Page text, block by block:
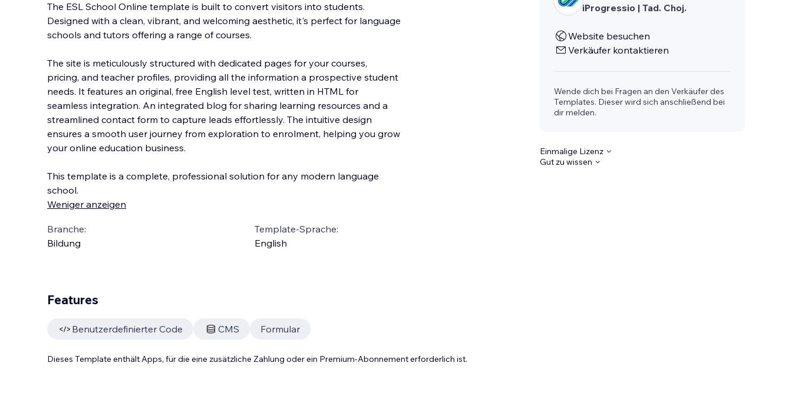
The ESL School Online template is built to convert visitors into students.
Designed with a clean, vibrant, and welcoming aesthetic, it's perfect for language
schools and tutors offering a range of courses.
The site is meticulously structured with dedicated pages for your courses,
pricing, and teacher profiles, providing all the information a prospective student
needs. It features an original, free English level test, written in HTML for
seamless integration. An integrated blog for sharing learning resources and a
streamlined contact form to capture leads effortlessly. The intuitive design
ensures a smooth user journey from exploration to enrolment, helping you grow
your online education business.
This template is a complete, professional solution for any modern language
school.
Weniger anzeigen
Branche:
Bildung
Template-Sprache:
English
iProgressio | Tad. Choj.
Website besuchen
Verkäufer kontaktieren
Wende dich bei Fragen an den Verkäufer des
Templates. Dieser wird sich anschließend bei
dir melden.
Einmalige Lizenz
Gut zu wissen
Features
Benutzerdefinierter Code CMS Formular
Dieses Template enthält Apps, für die eine zusätzliche Zahlung oder ein Premium-Abonnement erforderlich ist.